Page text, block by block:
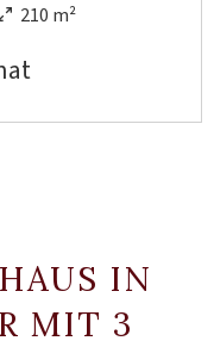
210 m²
IN
MIT 3